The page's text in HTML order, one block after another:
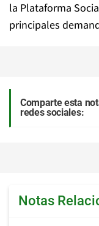
la Plataforma
principales
Comparte esta
redes sociales:
Notas